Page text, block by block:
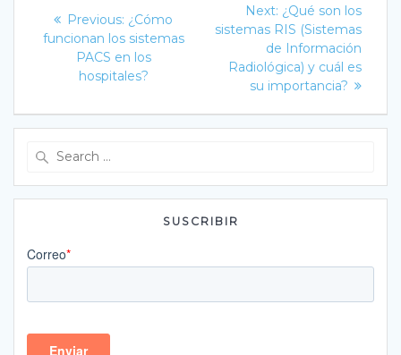
de
entradas
Previous: Previous
post:
¿Cómo
funcionan los sistemas
PACS en los
hospitales?
Next: Next
post:
¿Qué son los
sistemas RIS (Sistemas
de Información
Radiológica) y cuál es
su importancia?
SUSCRIBIR